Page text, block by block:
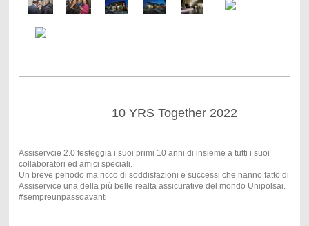
10 YRS Together 2022
Assiservcie 2.0 festeggia i suoi primi 10 anni di insieme a tutti i suoi
collaboratori ed amici speciali.
Un breve periodo ma ricco di soddisfazioni e successi che hanno fatto di
Assiservice una della più belle realta assicurative del mondo Unipolsai.
#sempreunpassoavanti